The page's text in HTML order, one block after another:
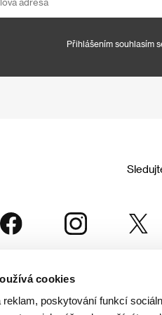
cookies
reklam, poskytování funkcí
Přihlášením souhlasím
je součástí rodiny KVIFF